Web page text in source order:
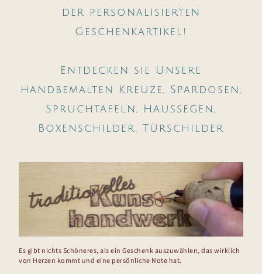
der personalisierten
Geschenkartikel!
Entdecken sie Unsere
handbemalten Kreuze, Spardosen,
Spruchtafeln, Haussegen,
Boxenschilder, Türschilder
Es gibt nichts Schöneres, als ein Geschenk auszuwählen, das wirklich
von Herzen kommt und eine persönliche Note hat.